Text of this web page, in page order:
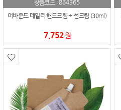
상품코드 :864365
어바운드 데일리 핸드크림 + 선크림 (30ml)
7,752원